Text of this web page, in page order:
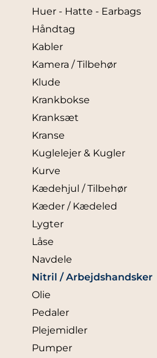
Huer - Hatte - Earbags
Håndtag
Kabler
Kamera / Tilbehør
Klude
Krankbokse
Kranksæt
Kranse
Kuglelejer & Kugler
Kurve
Kædehjul / Tilbehør
Kæder / Kædeled
Lygter
Låse
Navdele
Nitril / Arbejdshandsker
Olie
Pedaler
Plejemidler
Pumper